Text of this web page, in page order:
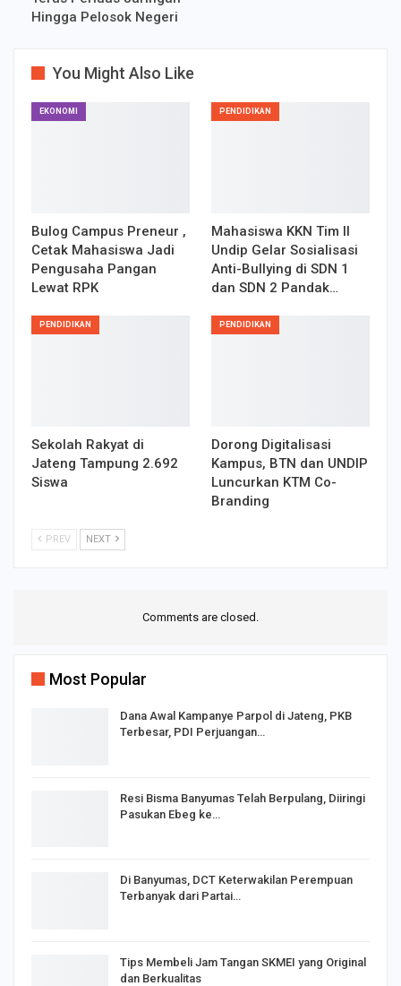
Hingga Pelosok Negeri
You Might Also Like
EKONOMI
Bulog Campus Preneur ,
Cetak Mahasiswa Jadi
Pengusaha Pangan
Lewat RPK
PENDIDIKAN
Mahasiswa KKN Tim II
Undip Gelar Sosialisasi
Anti-Bullying di SDN 1
dan SDN 2 Pandak…
PENDIDIKAN
Sekolah Rakyat di
Jateng Tampung 2.692
Siswa
PENDIDIKAN
Dorong Digitalisasi
Kampus, BTN dan UNDIP
Luncurkan KTM Co-
Branding
PREV NEXT
Comments are closed.
Most Popular
Dana Awal Kampanye Parpol di Jateng, PKB
Terbesar, PDI Perjuangan…
Resi Bisma Banyumas Telah Berpulang, Diiringi
Pasukan Ebeg ke…
Di Banyumas, DCT Keterwakilan Perempuan
Terbanyak dari Partai…
Tips Membeli Jam Tangan SKMEI yang Original
dan Berkualitas